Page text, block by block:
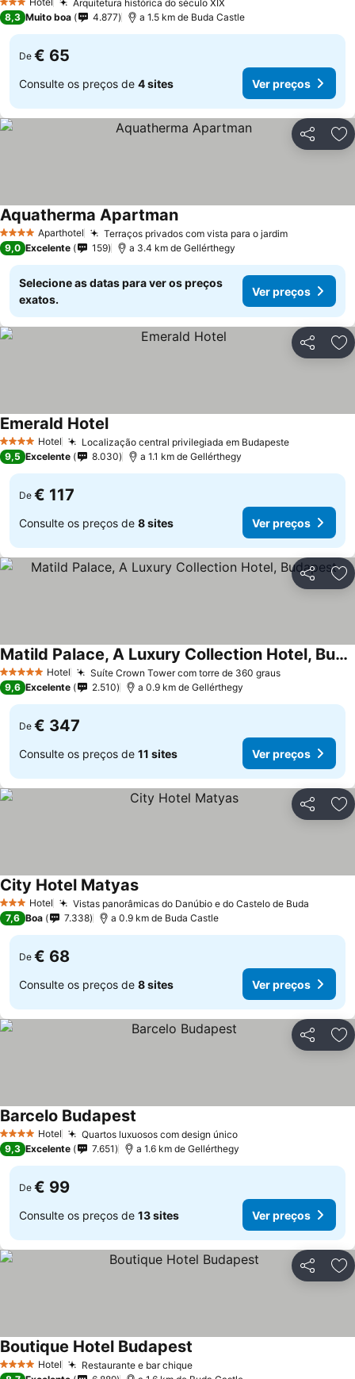
3 Estrelas Arquitetura histórica do século XIX
8,3 Muito boa 4.877 a 1.5 km de Buda Castle
De € 65
Consulte os preços de 4 sites Ver preços
Partilhar
4 EstrelasAparthotel Terraços privados com vista para o jardim
Aquatherma Apartman
9,0 Excelente 159 a 3.4 km de Gellérthegy
Selecione as datas para ver os preços
exatos.
Ver preços
Partilhar
4 EstrelasHotel Localização central privilegiada em Budapeste
Emerald Hotel
9,5 Excelente 8.030 a 1.1 km de Gellérthegy
De € 117
Consulte os preços de 8 sites Ver preços
Partilhar
5 Estrelas Hotel Suíte Crown Tower com torre de 360 graus
Matild Palace, A Luxury Collection Hotel, Budapest
9,6 Excelente 2.510 a 0.9 km de Gellérthegy
De € 347
Consulte os preços de 11 sites Ver preços
Partilhar
3 EstrelasHotel Vistas panorâmicas do Danúbio e do Castelo de Buda
City Hotel Matyas
7,6 Boa 7.338 a 0.9 km de Buda Castle
De € 68
Consulte os preços de 8 sites Ver preços
Partilhar
4 EstrelasHotel Quartos luxuosos com design único
Barcelo Budapest
9,3 Excelente 7.651 a 1.6 km de Gellérthegy
De € 99
Consulte os preços de 13 sites Ver preços
Partilhar
4 EstrelasHotel Restaurante e bar chique
Boutique Hotel Budapest